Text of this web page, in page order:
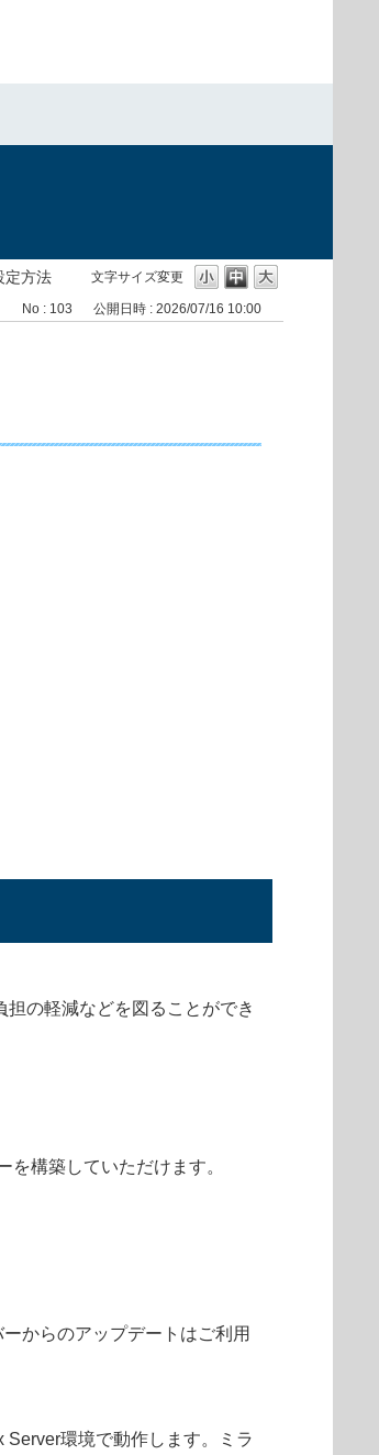
文字サイズ変更
定方法
No : 103 公開日時 : 2026/07/16 10:00
の軽減などを図ることができ
構築していただけます。
からのアップデートはご利用
環境で動作します。ミラ